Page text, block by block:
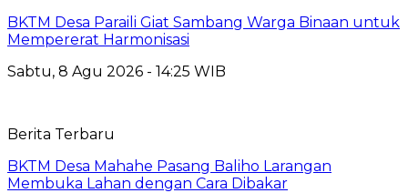
BKTM Desa Paraili Giat Sambang Warga Binaan untuk
Mempererat Harmonisasi
Sabtu, 8 Agu 2026 - 14:25 WIB
Berita Terbaru
BKTM Desa Mahahe Pasang Baliho Larangan
Membuka Lahan dengan Cara Dibakar